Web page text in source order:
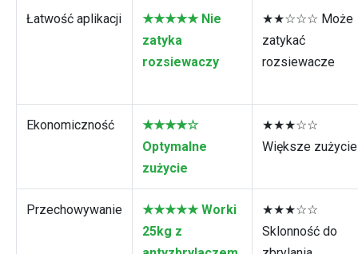
Łatwość aplikacji
★★★★★ Nie
zatyka
rozsiewaczy
★★☆☆☆ Może
zatykać
rozsiewacze
Ekonomiczność
★★★★☆
Optymalne
zużycie
★★★☆☆
Większe zużycie
Przechowywanie
★★★★★ Worki
25kg z
★★★☆☆
Sklonność do